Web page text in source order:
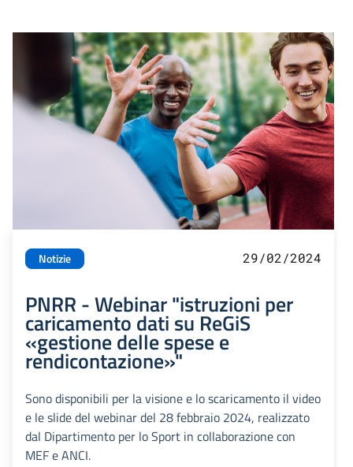
Notizie 29/02/2024
PNRR - Webinar "istruzioni per
caricamento dati su ReGiS
«gestione delle spese e
rendicontazione»"
Sono disponibili per la visione e lo scaricamento il video
e le slide del webinar del 28 febbraio 2024, realizzato
dal Dipartimento per lo Sport in collaborazione con
MEF e ANCI.